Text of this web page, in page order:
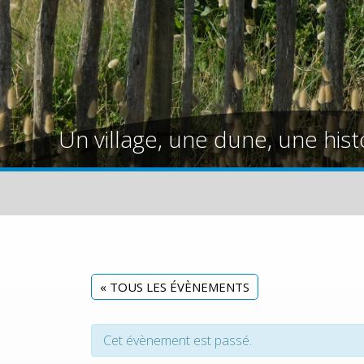
Un village, une dune, une
« TOUS LES ÉVÈNEMENTS
Cet évènement est passé.